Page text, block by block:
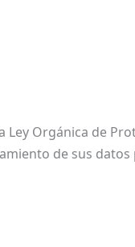
Orgánica de
de sus datos